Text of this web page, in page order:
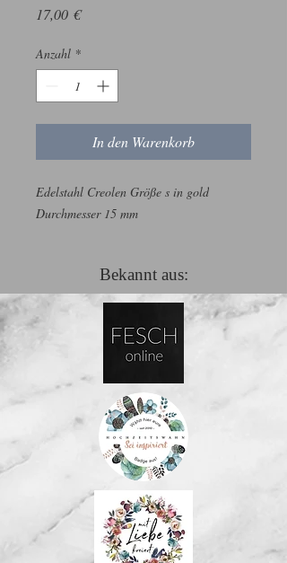
17,00 €Preis
Anzahl *
In den Warenkorb
Edelstahl Creolen Größe s in gold
Durchmesser 15 mm
Bekannt aus: